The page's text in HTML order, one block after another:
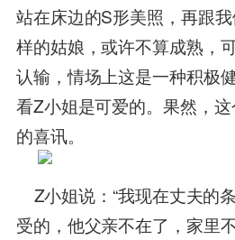
站在床边的S形美照，再跟
样的姑娘，或许不算成熟，
认输，情场上这是一种积极
看Z小姐是可爱的。果然，
的喜讯。
Z小姐说：“我现在丈夫的
受的，他父亲不在了，家里